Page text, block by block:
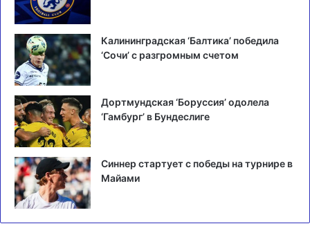
Калининградская ‘Балтика’ победила
‘Сочи’ с разгромным счетом
Дортмундская ‘Боруссия’ одолела
‘Гамбург’ в Бундеслиге
Синнер стартует с победы на турнире в
Майами